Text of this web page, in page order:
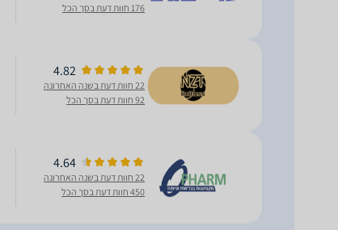
176 חוות דעת בסך הכל
4.82
22 חוות דעת בשנה האחרונה
92 חוות דעת בסך הכל
4.64
22 חוות דעת בשנה האחרונה
450 חוות דעת בסך הכל